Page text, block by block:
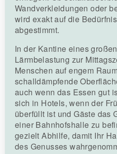
Wandverkleidungen oder
wird exakt auf die
abgestimmt.
In der Kantine eines
Lärmbelastung zur
Menschen auf engem
schalldämpfende
auch wenn das Essen gut
sich in Hotels, wenn der
überfüllt ist und Gäste das
einer Bahnhofshalle zu
gezielt Abhilfe, damit Ihr
des Genusses